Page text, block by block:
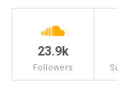
23.9k
Followers